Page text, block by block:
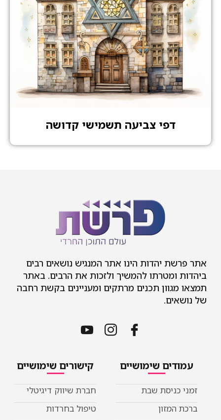
דפי צביעה תשמישי קדושה
אתר פרשת יהדות הינו אתר המנגיש נושאים רבים
ביהדות ומטרתו להמשיך ולזכות את הרבים. באתר
תמצאו מגוון תכנים מרתקים ומעניינים בקשת רחבה
של נושאים.
עמודים שימושיים
זמני כניסת שבת
ברכת המזון
קישורים שימושיים
חברת שיווק דיגיטלי
טיפול בחרדות